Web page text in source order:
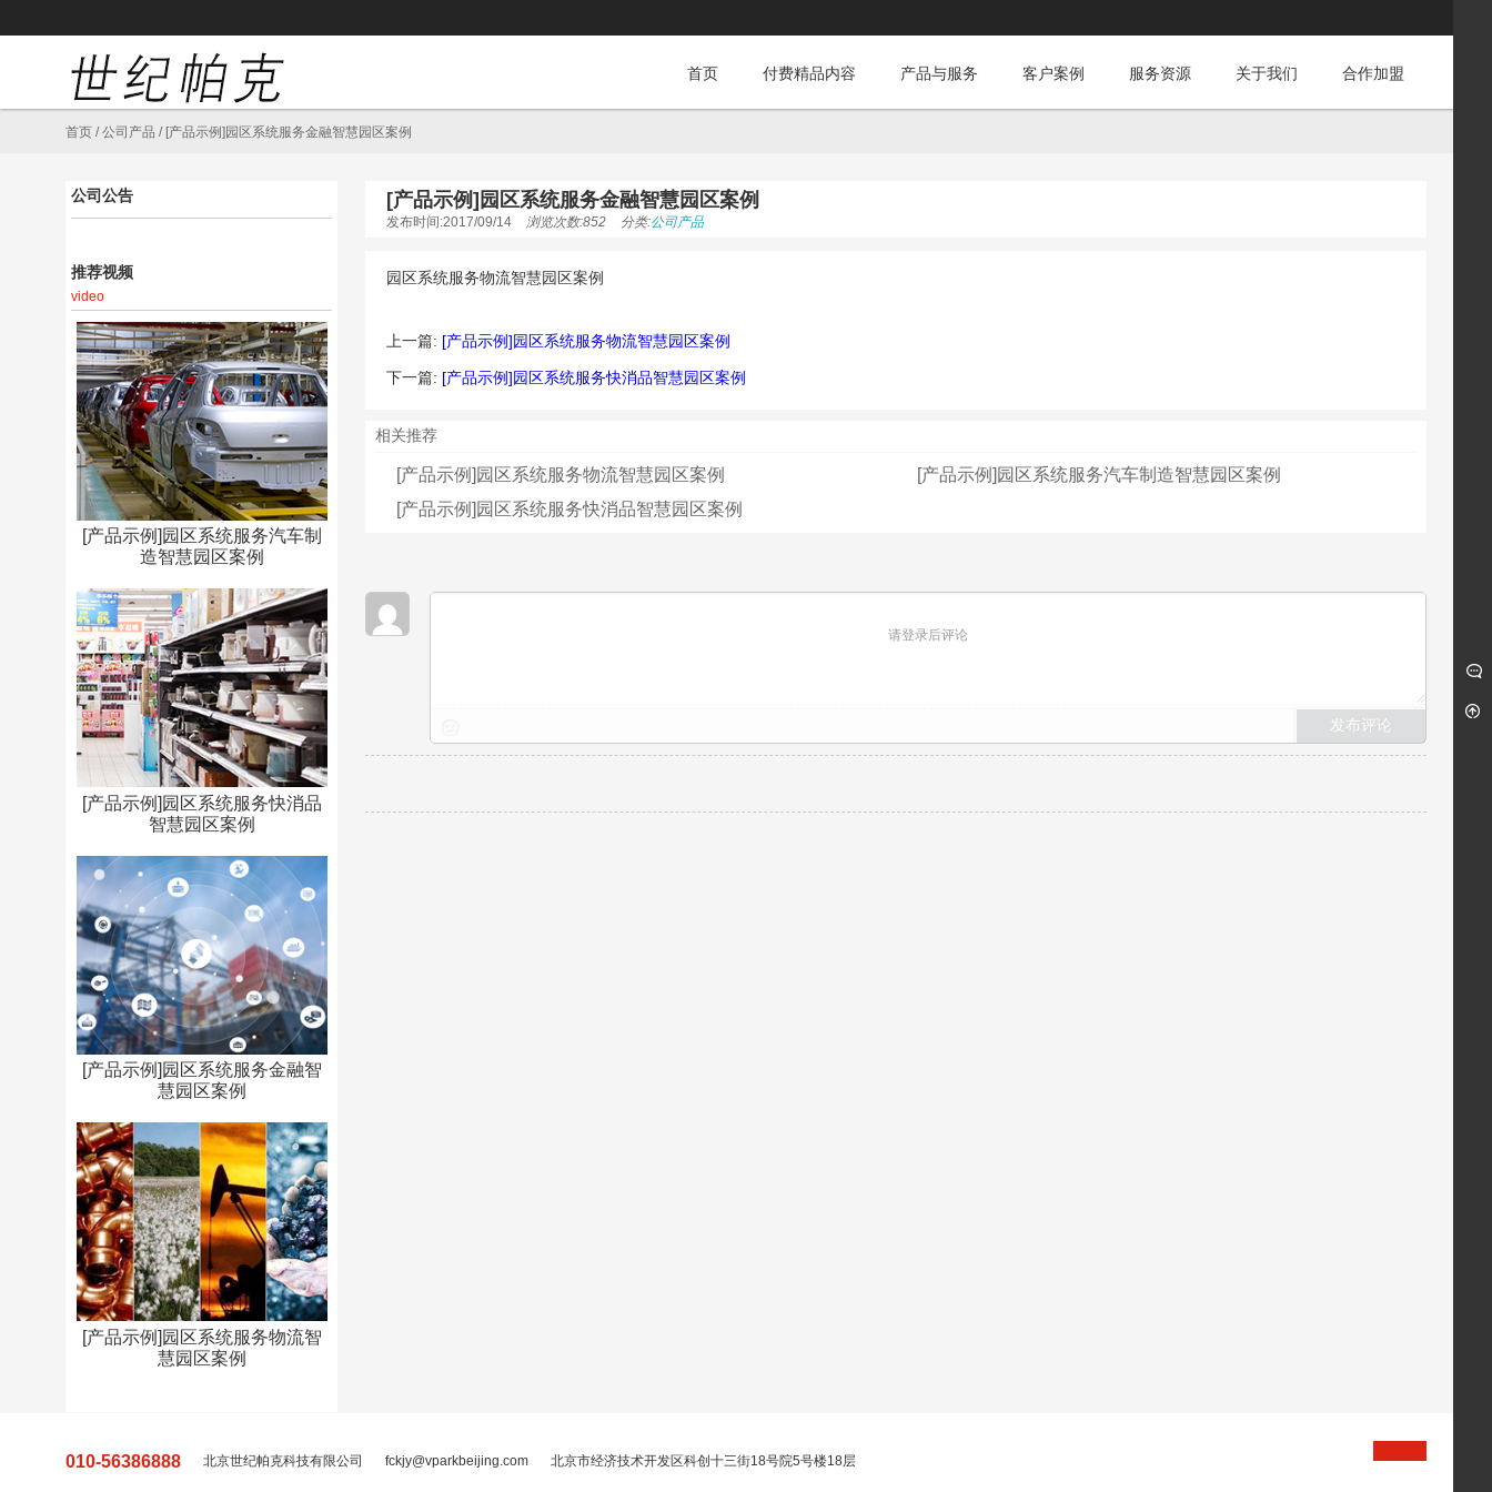
首页 付费精品内容 产品与服务 客户案例 服务资源 关于我们 合作加盟
首页 /公司产品 / [产品示例]园区系统服务金融智慧园区案例
公司公告
推荐视频
video
[产品示例]园区系统服务汽车制
造智慧园区案例
[产品示例]园区系统服务快消品
智慧园区案例
[产品示例]园区系统服务金融智
慧园区案例
[产品示例]园区系统服务物流智
慧园区案例
[产品示例]园区系统服务金融智慧园区案例
发布时间:2017/09/14 浏览次数:852 分类:公司产品
园区系统服务物流智慧园区案例
上一篇: [产品示例]园区系统服务物流智慧园区案例
下一篇: [产品示例]园区系统服务快消品智慧园区案例
相关推荐
[产品示例]园区系统服务物流智慧园区案例
[产品示例]园区系统服务汽车制造智慧园区案例
[产品示例]园区系统服务快消品智慧园区案例
请登录后评论
010-56386888 北京世纪帕克科技有限公司 fckjy@vparkbeijing.com 北京市经济技术开发区科创十三街18号院5号楼18层